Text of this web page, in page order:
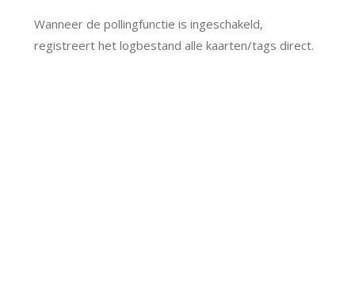
Wanneer de pollingfunctie is ingeschakeld,
registreert het logbestand alle kaarten/tags direct.